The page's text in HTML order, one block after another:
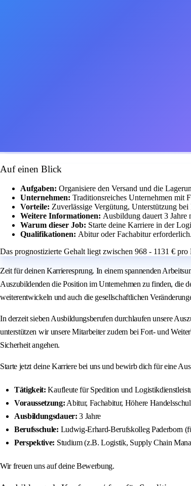
Auf einen Blick
Aufgaben: Organisiere den Versand und die
Unternehmen: Traditionsreiches Unternehmen mit
Vorteile: Zuverlässige Vergütung, Unterstützung
Weitere Informationen: Ausbildung dauert 3
Warum dieser Job: Starte deine Karriere in der
Qualifikationen: Abitur oder Fachabitur erforderlich.
Das prognostizierte Gehalt liegt zwischen 968 - 1131 € pro
Zeit für deinen Karrieresprung. In einem spannenden
Auszubildenden die Position im Unternehmen zu finden, die
weiterentwickeln und auch die gesellschaftlichen
In derzeit sieben Ausbildungsberufen durchlaufen unsere
unterstützen wir unsere Mitarbeiter zudem bei Fort- und
Sicherheit angehen.
Starte jetzt deine Karriere bei uns und bewirb dich für eine
Tätigkeit: Kaufleute für Spedition und
Voraussetzung: Abitur, Fachabitur, Höhere
Ausbildungsdauer: 3 Jahre
Berufsschule: Ludwig-Erhard-Berufskolleg Paderborn
Perspektive: Studium (z.B. Logistik, Supply Chain
Wir freuen uns auf deine Bewerbung.